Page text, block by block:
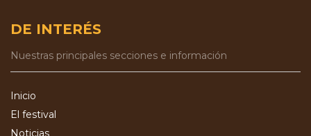
DE INTERÉS
Nuestras principales secciones e información
Inicio
El festival
Noticias